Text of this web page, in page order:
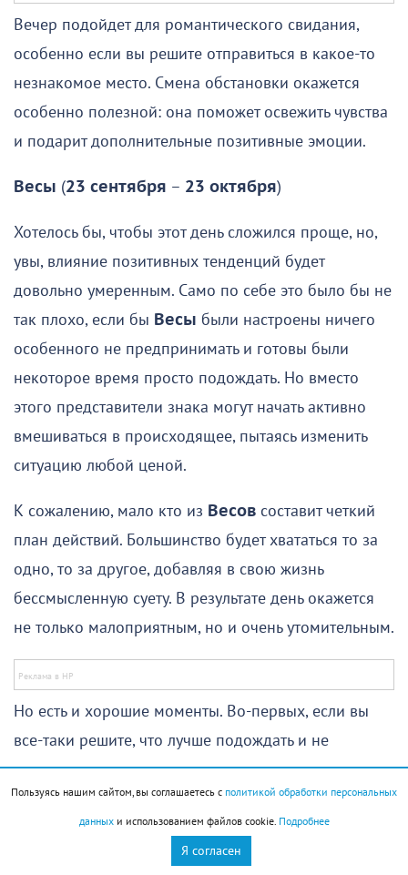
Вечер подойдет для романтического свидания,
особенно если вы решите отправиться в какое-то
незнакомое место. Смена обстановки окажется
особенно полезной: она поможет освежить чувства
и подарит дополнительные позитивные эмоции.
Весы (23 сентября – 23 октября)
Хотелось бы, чтобы этот день сложился проще, но,
увы, влияние позитивных тенденций будет
довольно умеренным. Само по себе это было бы не
так плохо, если бы Весы были настроены ничего
особенного не предпринимать и готовы были
некоторое время просто подождать. Но вместо
этого представители знака могут начать активно
вмешиваться в происходящее, пытаясь изменить
ситуацию любой ценой.
К сожалению, мало кто из Весов составит четкий
план действий. Большинство будет хвататься то за
одно, то за другое, добавляя в свою жизнь
бессмысленную суету. В результате день окажется
не только малоприятным, но и очень утомительным.
Но есть и хорошие моменты. Во-первых, если вы
все-таки решите, что лучше подождать и не
пытаться немедленно изменить ситуацию, могут
появиться хорошие идеи, на реализации которых
вы сможете сосредоточиться уже в начале
следующей недели. Во-вторых, если прислушаетесь
Пользуясь нашим сайтом, вы соглашаетесь с политикой обработки персональных
данныхи использованием файлов cookie. Подробнее
Я согласен